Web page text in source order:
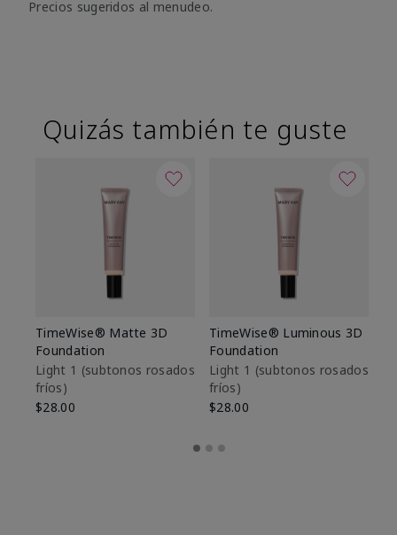
Precios sugeridos al menudeo.
Quizás también te guste
TimeWise® Matte 3D
Foundation
Light 1​ (subtonos rosados
fríos)
$28.00
TimeWise® Luminous 3D
Foundation
Light 1​ (subtonos rosados
fríos)
$28.00